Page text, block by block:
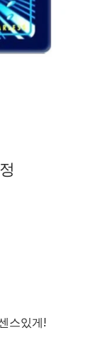
스있게!